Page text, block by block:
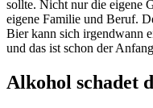
sollte. Nicht nur die eigene
eigene Familie und Beruf.
Bier kann sich irgendwann
und das ist schon der
Alkohol schadet